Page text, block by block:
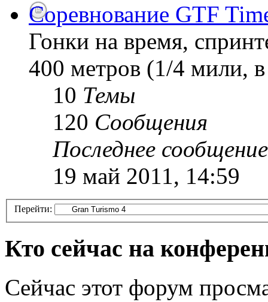
Соревнование GTF
Гонки на время,
400 метров (1/4 мили,
10 Темы
120 Сообщения
Последнее сообщение
19 май 2011, 14:59
Перейти:
Кто сейчас на
Сейчас этот форум